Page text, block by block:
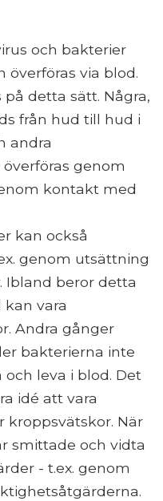
och bakterier
överföras via blod.
detta sätt. Några,
från hud till hud i
andra
genom
kontakt med
kan också
genom utsättning
Ibland beror detta
vara
Andra gånger
bakterierna inte
leva i blod. Det
idé att vara
kroppsvätskor. När
smittade och vidta
- t.ex. genom